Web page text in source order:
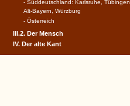
- Süddeutschland: Karlsruhe, Tübingen,
Alt-Bayern, Würzburg
- Österreich
III.2. Der Mensch
IV. Der alte Kant